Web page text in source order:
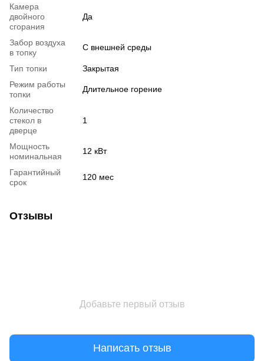
Камера
двойного
сгорания
Да
Забор воздуха
в топку
С внешней среды
Тип топки
Закрытая
Режим работы
топки
Длительное горение
Количество
стекол в
дверце
1
Мощность
номинальная
12 кВт
Гарантийный
срок
120 мес
Отзывы
Добавьте первый отзыв
Написать отзыв